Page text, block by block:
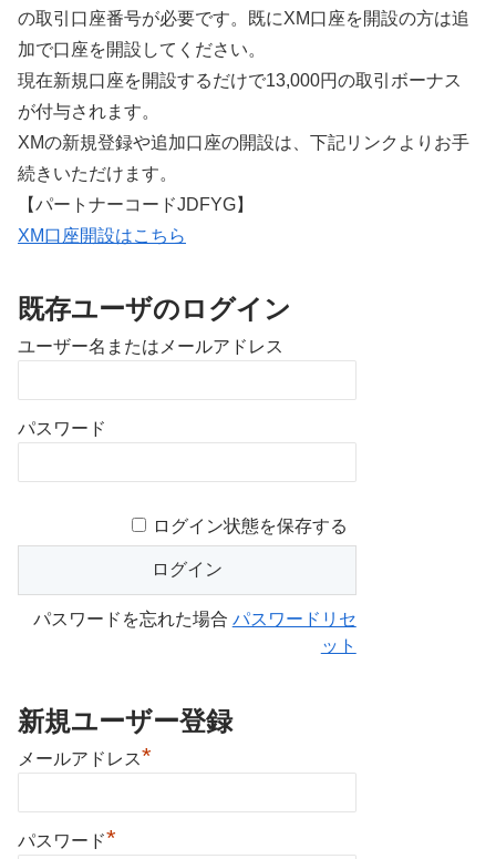
の取引口座番号が必要です。既にXM口座を開設の方は追
加で口座を開設してください。
現在新規口座を開設するだけで13,000円の取引ボーナス
が付与されます。
XMの新規登録や追加口座の開設は、下記リンクよりお手
続きいただけます。
【パートナーコードJDFYG】
XM口座開設はこちら
既存ユーザのログイン
ユーザー名またはメールアドレス
パスワード
ログイン状態を保存する
パスワードを忘れた場合 パスワードリセ
ット
新規ユーザー登録
メールアドレス*
パスワード*